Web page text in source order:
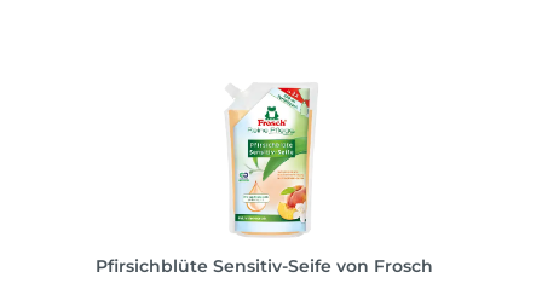
Pfirsichblüte Sensitiv-Seife von Frosch